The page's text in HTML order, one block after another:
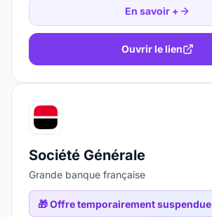
En savoir +
Ouvrir le lien
Société Générale
Grande banque française
🎁Offre temporairement suspendue